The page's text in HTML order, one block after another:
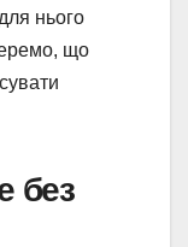
нього
що
без